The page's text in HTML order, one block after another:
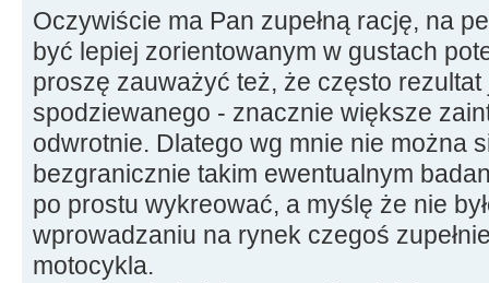
Oczywiście ma Pan zupełną rację, na
być lepiej zorientowanym w gustach
proszę zauważyć też, że często
spodziewanego - znacznie większe
odwrotnie. Dlatego wg mnie nie można
bezgranicznie takim ewentualnym
po prostu wykreować, a myślę że nie
wprowadzaniu na rynek czegoś
motocykla.